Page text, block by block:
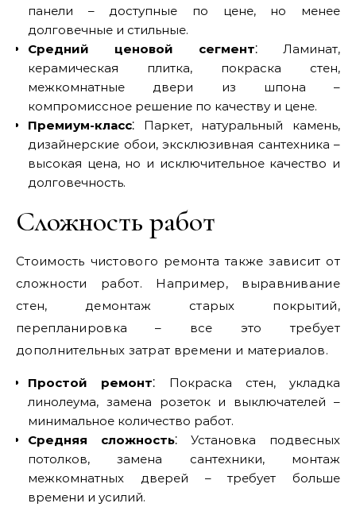
панели – доступные по цене, но менее
долговечные и стильные.
Средний ценовой сегмент⁚ Ламинат,
керамическая плитка, покраска стен,
межкомнатные двери из шпона –
компромиссное решение по качеству и цене.
Премиум-класс⁚ Паркет, натуральный камень,
дизайнерские обои, эксклюзивная сантехника –
высокая цена, но и исключительное качество и
долговечность.
Сложность работ
Стоимость чистового ремонта также зависит от
сложности работ. Например, выравнивание
стен, демонтаж старых покрытий,
перепланировка – все это требует
дополнительных затрат времени и материалов.
Простой ремонт⁚ Покраска стен, укладка
линолеума, замена розеток и выключателей –
минимальное количество работ.
Средняя сложность⁚ Установка подвесных
потолков, замена сантехники, монтаж
межкомнатных дверей – требует больше
времени и усилий.